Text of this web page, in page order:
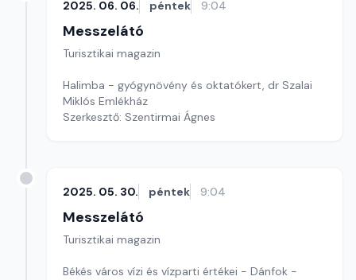
2025. 06. 06. péntek 9:04
Messzelátó
Turisztikai magazin
Halimba - gyógynövény és oktatókert, dr Szalai
Miklós Emlékház
Szerkesztő: Szentirmai Ágnes
2025. 05. 30. péntek 9:04
Messzelátó
Turisztikai magazin
Békés város vízi és vízparti értékei - Dánfok -